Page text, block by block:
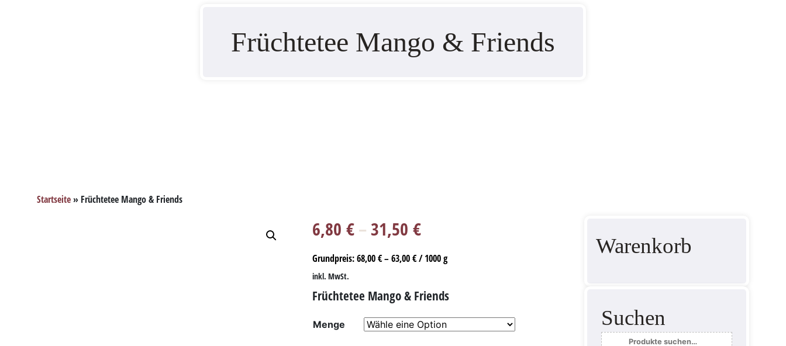
Früchtetee Mango & Friends
Startseite » Früchtetee Mango & Friends
6,80€– 31,50€
Grundpreis:68,00€–63,00€/1000g
inkl. MwSt.
Früchtetee Mango & Friends
Menge
Warenkorb
Suchen
Suche